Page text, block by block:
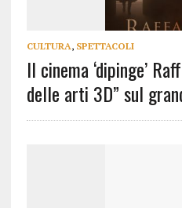
CULTURA, SPETTACOLI
Il cinema ‘dipinge’
delle arti 3D” sul